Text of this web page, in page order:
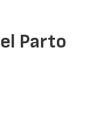
Parto